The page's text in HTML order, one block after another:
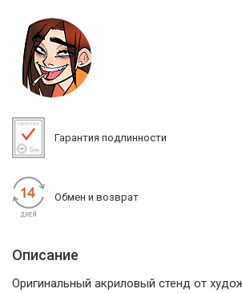
Гарантия подлинности
Обмен и возврат
Описание
Оригинальный акриловый стенд от